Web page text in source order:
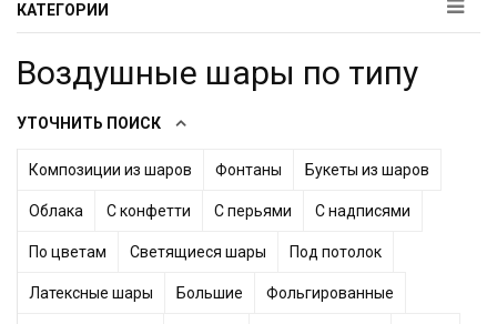
КАТЕГОРИИ
Воздушные шары по типу
УТОЧНИТЬ ПОИСК
Композиции из шаров Фонтаны Букеты из шаров
Облака С конфетти С перьями С надписями
По цветам Светящиеся шары Под потолок
Латексные шары Большие Фольгированные